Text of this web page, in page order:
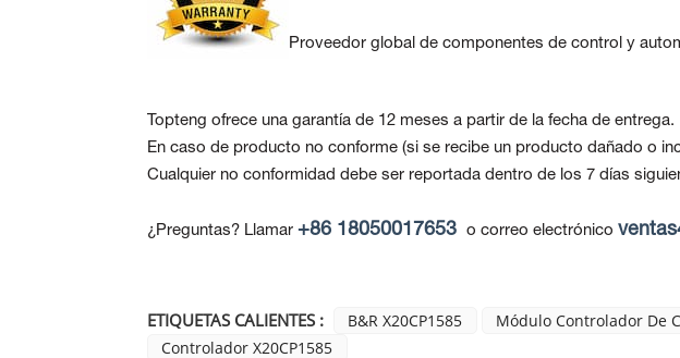
Proveedor global de componentes de control y
Topteng ofrece una garantía de 12 meses a partir de la fecha de entrega.
En caso de producto no conforme (si se recibe un producto dañado o
Cualquier no conformidad debe ser reportada dentro de los 7 días
¿Preguntas? Llamar +86 18050017653 o correo electrónico
ETIQUETAS CALIENTES : B&R X20CP1585 Módulo Controlador De
Controlador X20CP1585